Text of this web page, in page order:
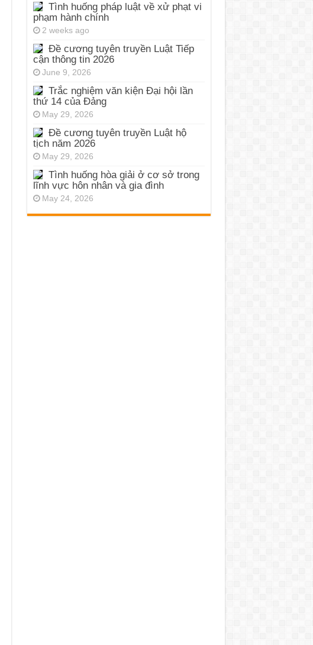
Tình huống pháp luật về xử phạt vi
phạm hành chính
2 weeks ago
Đề cương tuyên truyền Luật Tiếp
cận thông tin 2026
June 9, 2026
Trắc nghiệm văn kiện Đại hội lần
thứ 14 của Đảng
May 29, 2026
Đề cương tuyên truyền Luật hộ
tịch năm 2026
May 29, 2026
Tình huống hòa giải ở cơ sở trong
lĩnh vực hôn nhân và gia đình
May 24, 2026